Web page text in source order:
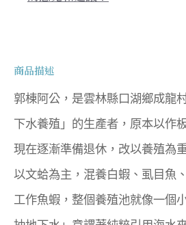
商品描述
郭棟阿公，是雲林縣口湖鄉成龍
下水養殖」的生產者，原本以作
現在逐漸準備退休，改以養殖為
以文蛤為主，混養白蝦、虱目魚
工作魚蝦，整個養殖池就像一個